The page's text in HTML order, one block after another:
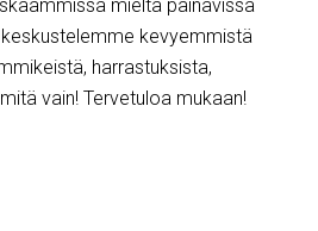
mieltä painavissa
kevyemmistä
harrastuksista,
vain! Tervetuloa mukaan!